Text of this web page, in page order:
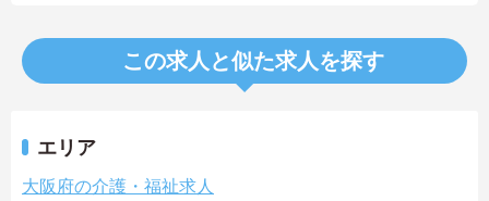
この求人と似た求人を探す
エリア
大阪府の介護・福祉求人